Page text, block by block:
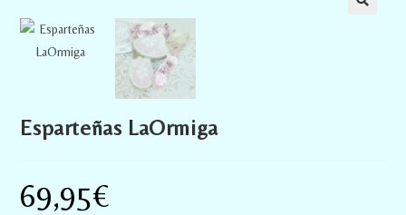
Esparteñas LaOrmiga
69,95€